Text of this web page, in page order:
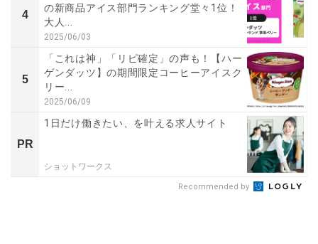
4
の新商品アイス部門ランキング堂々1位！
大人...
2025/06/03
5
「これは神」「リピ確定」の声も！【ハー
ゲンダッツ】の期間限定コーヒーアイスク
リー...
2025/06/09
PR
1日だけ働きたい、を叶える求人サイト
ショットワークス
Recommended by